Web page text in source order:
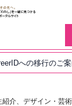
への移行のご
紹介、デザイン・芸